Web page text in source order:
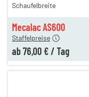
Mecalac AS600
132,00 €
Staffelpreise
ab 76,00 € / Tag
Schaufelbreite